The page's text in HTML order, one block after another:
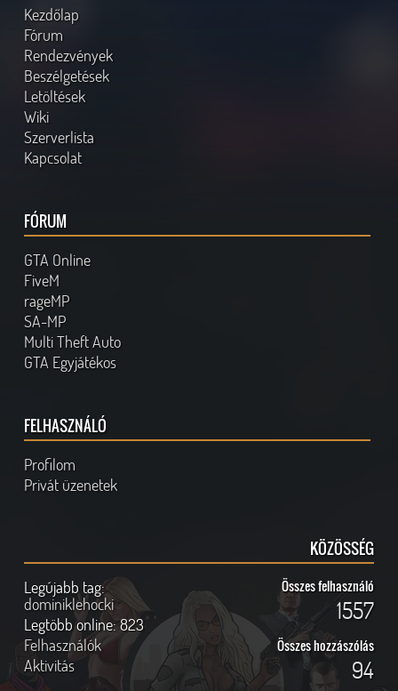
Kezdőlap
Fórum
Rendezvények
Beszélgetések
Letöltések
Wiki
Szerverlista
Kapcsolat
FÓRUM
GTA Online
FiveM
rageMP
SA-MP
Multi Theft Auto
GTA Egyjátékos
FELHASZNÁLÓ
Profilom
Privát üzenetek
KÖZÖSSÉG
Legújabb tag:
dominiklehocki
Legtöbb online:823
Felhasználók
Aktivitás
Összes felhasználó
1557
Összes hozzászólás
94